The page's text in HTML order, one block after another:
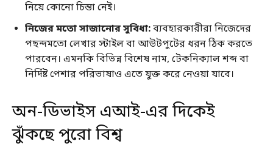
নিয়ে কোনো চিন্তা নেই।
নিজের মতো সাজানোর সুবিধা:ব্যবহারকারীরা নিজেদের
পছন্দমতো লেখার স্টাইল বা আউটপুটের ধরন ঠিক করতে
পারবেন। এমনকি বিভিন্ন বিশেষ নাম, টেকনিক্যাল শব্দ বা
নির্দিষ্ট পেশার পরিভাষাও এতে যুক্ত করে নেওয়া যাবে।
অন-ডিভাইস এআই-এর দিকেই
ঝুঁকছে পুরো বিশ্ব